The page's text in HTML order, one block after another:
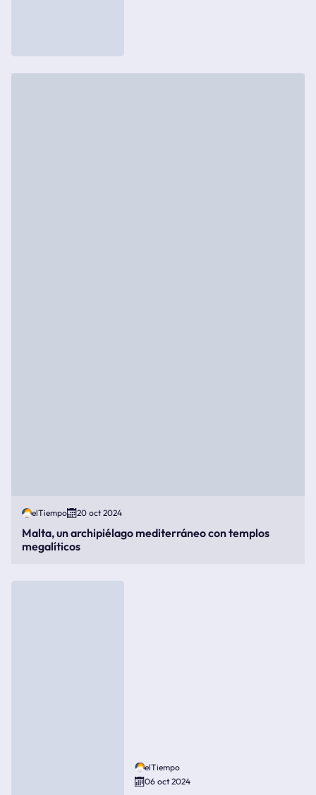
elTiempo 20 oct 2024
Malta, un archipiélago mediterráneo con templos
megalíticos
elTiempo
06 oct 2024